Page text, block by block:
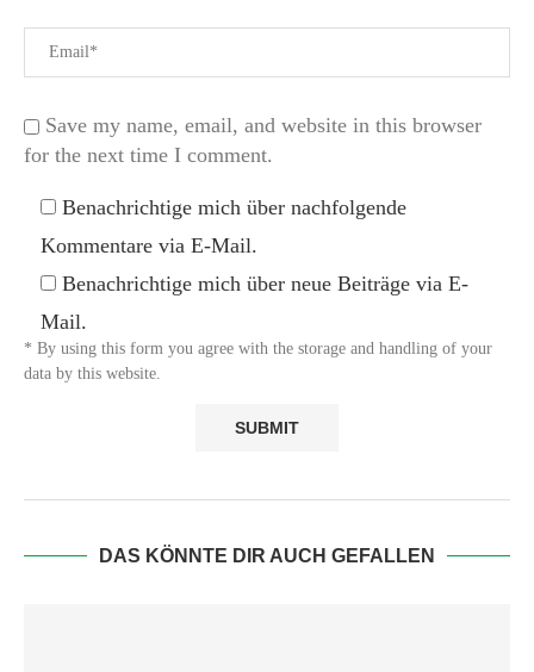
Save my name, email, and website in this browser
for the next time I comment.
Benachrichtige mich über nachfolgende
Kommentare via E-Mail.
Benachrichtige mich über neue Beiträge via E-
Mail.
* By using this form you agree with the storage and handling of your
data by this website.
DAS KÖNNTE DIR AUCH GEFALLEN